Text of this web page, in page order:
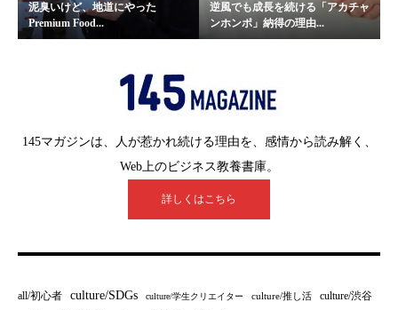
泥臭いけど、地道にやった
Premium Food...
逆風でも成長を続ける「アカチャ
ンホンポ」納得の理由...
145マガジンは、人が惹かれ続ける理由を、感情から読み解く、
Web上のビジネス教養書庫。
詳しくはこちら
all/初心者 culture/SDGs culture/学生クリエイター culture/推し活 culture/渋谷